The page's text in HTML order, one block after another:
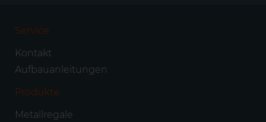
Service
Kontakt
Aufbauanleitungen
Produkte
Metallregale